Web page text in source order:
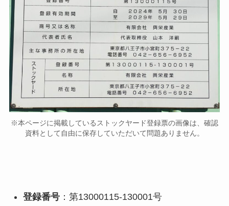
※本ページに掲載しているストックヤード登録票の画像は、確認
資料として自由に保存していただいて問題ありません。
登録番号：第13000115-130001号